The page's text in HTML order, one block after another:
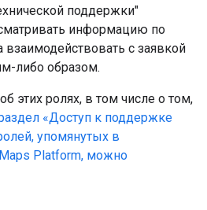
поддержки"
информацию по
взаимодействовать с заявкой
либо образом.
этих ролях, в том числе о том,
«Доступ к поддержке
упомянутых в
Platform, можно